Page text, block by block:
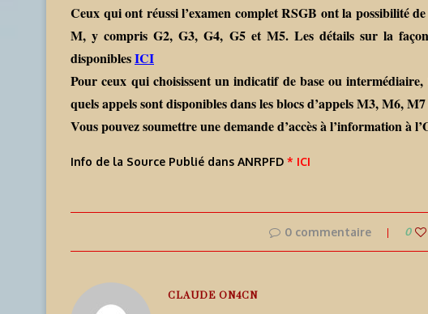
Ceux qui ont réussi l’examen complet RSGB ont la possibilité
M, y compris G2, G3, G4, G5 et M5. Les détails sur la
disponiblesICI
Pour ceux qui choisissent un indicatif de base ou
quels appels sont disponibles dans les blocs d’appels M3, M6,
Vous pouvez soumettre une demande d’accès à l’information à
Info de la Source Publié dans ANRPFD * ICI
0 commentaire 0
CLAUDE ON4CN